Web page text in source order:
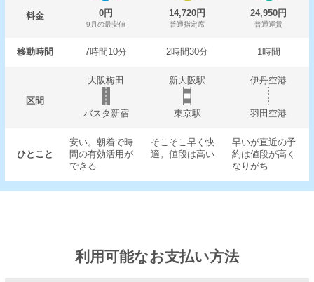
料金 0円
9月の最安値
14,720円
普通指定席
24,950円
普通運賃
移動時間 7時間10分 2時間30分 1時間
区間
大阪梅田 新大阪駅 伊丹空港
バスタ新宿 東京駅 羽田空港
ひとこと
安い。朝着で時
間の有効活用が
できる
そこそこ早く快
適。値段は高い
早いが直近の予
約は値段が高く
なりがち
利用可能なお支払い方法